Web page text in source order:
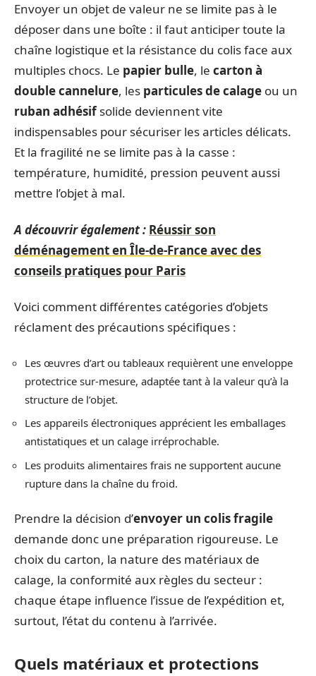
Envoyer un objet de valeur ne se limite pas à le
déposer dans une boîte : il faut anticiper toute la
chaîne logistique et la résistance du colis face aux
multiples chocs. Le papier bulle, le carton à
double cannelure, les particules de calage ou un
ruban adhésifsolide deviennent vite
indispensables pour sécuriser les articles délicats.
Et la fragilité ne se limite pas à la casse :
température, humidité, pression peuvent aussi
mettre l’objet à mal.
A découvrir également : Réussir son
déménagement en Île-de-France avec des
conseils pratiques pour Paris
Voici comment différentes catégories d’objets
réclament des précautions spécifiques :
Les œuvres d’art ou tableaux requièrent une enveloppe
protectrice sur-mesure, adaptée tant à la valeur qu’à la
structure de l’objet.
Les appareils électroniques apprécient les emballages
antistatiques et un calage irréprochable.
Les produits alimentaires frais ne supportent aucune
rupture dans la chaîne du froid.
Prendre la décision d’envoyer un colis fragile
demande donc une préparation rigoureuse. Le
choix du carton, la nature des matériaux de
calage, la conformité aux règles du secteur :
chaque étape influence l’issue de l’expédition et,
surtout, l’état du contenu à l’arrivée.
Quels matériaux et protections